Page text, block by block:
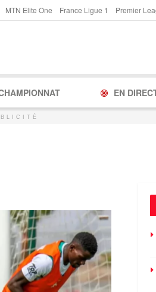
MTN Elite One France Ligue 1 Premier
EN